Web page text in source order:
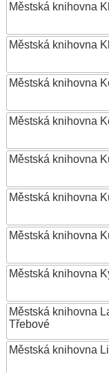
Městská knihovna
Městská knihovna
Městská knihovna
Městská knihovna
Městská knihovna
Městská knihovna
Městská knihovna
Městská knihovna
Městská knihovna
Třebové
Městská knihovna